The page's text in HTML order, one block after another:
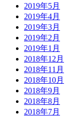
2019年5月
2019年4月
2019年3月
2019年2月
2019年1月
2018年12月
2018年11月
2018年10月
2018年9月
2018年8月
2018年7月